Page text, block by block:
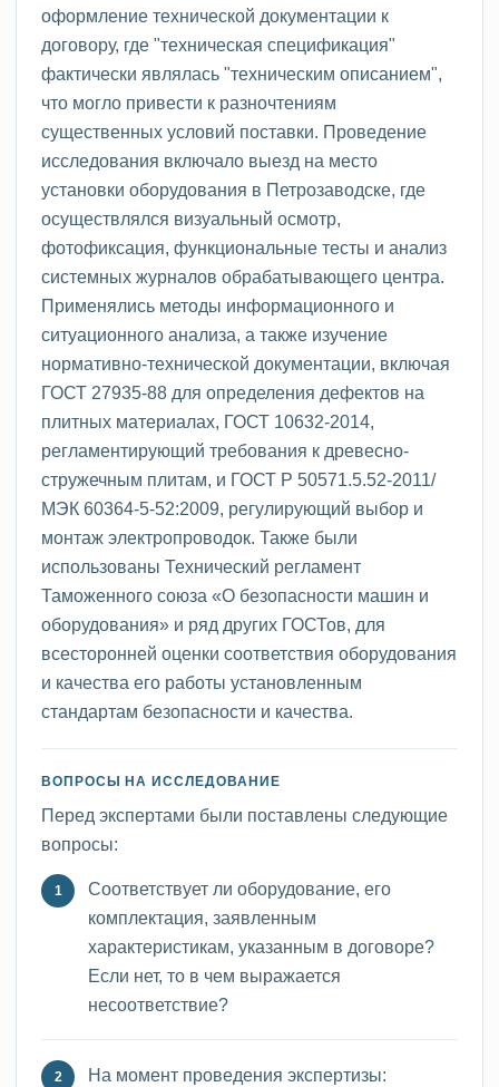
оформление технической документации к
договору, где "техническая спецификация"
фактически являлась "техническим описанием",
что могло привести к разночтениям
существенных условий поставки. Проведение
исследования включало выезд на место
установки оборудования в Петрозаводске, где
осуществлялся визуальный осмотр,
фотофиксация, функциональные тесты и анализ
системных журналов обрабатывающего центра.
Применялись методы информационного и
ситуационного анализа, а также изучение
нормативно-технической документации, включая
ГОСТ 27935-88 для определения дефектов на
плитных материалах, ГОСТ 10632-2014,
регламентирующий требования к древесно-
стружечным плитам, и ГОСТ Р 50571.5.52-2011/
МЭК 60364-5-52:2009, регулирующий выбор и
монтаж электропроводок. Также были
использованы Технический регламент
Таможенного союза «О безопасности машин и
оборудования» и ряд других ГОСТов, для
всесторонней оценки соответствия оборудования
и качества его работы установленным
стандартам безопасности и качества.
ВОПРОСЫ НА ИССЛЕДОВАНИЕ
Перед экспертами были поставлены следующие
вопросы:
Соответствует ли оборудование, его
комплектация, заявленным
характеристикам, указанным в договоре?
Если нет, то в чем выражается
несоответствие?
На момент проведения экспертизы: